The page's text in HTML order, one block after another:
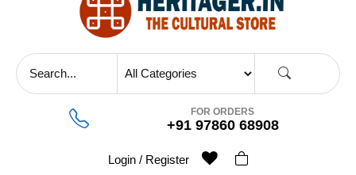
FOR ORDERS
+91 97860 68908
Login / Register